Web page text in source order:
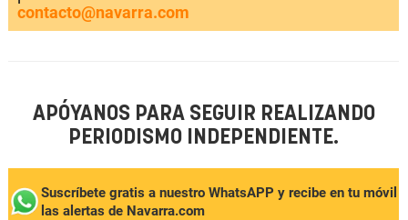
contacto@navarra.com
APÓYANOS PARA SEGUIR REALIZANDO
PERIODISMO INDEPENDIENTE.
Suscríbete gratis a nuestro WhatsAPP y recibe en tu móvil
las alertas de Navarra.com